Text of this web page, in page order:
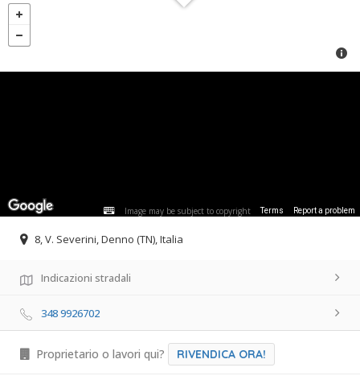
Image may be subject to copyright Terms Report a problem
8, V. Severini, Denno (TN), Italia
Indicazioni stradali
348 9926702
Proprietario o lavori qui? RIVENDICA ORA!